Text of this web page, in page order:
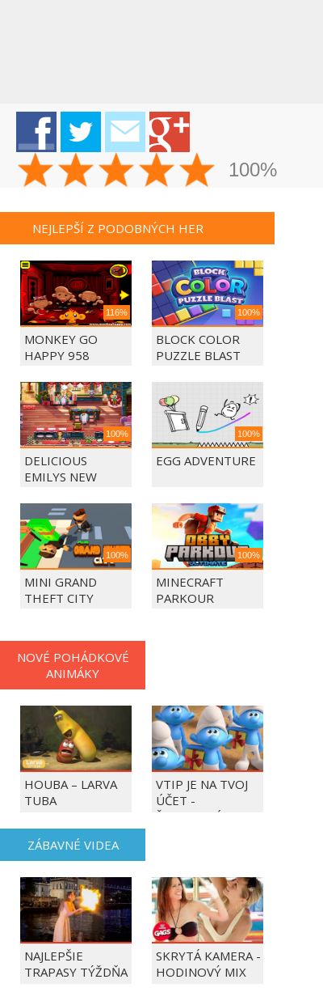
100%
NEJLEPŠÍ Z PODOBNÝCH HER
116%
MONKEY GO
HAPPY 958
100%
BLOCK COLOR
PUZZLE BLAST
100%
DELICIOUS
EMILYS NEW
100%
EGG ADVENTURE
100%
MINI GRAND
THEFT CITY
100%
MINECRAFT
PARKOUR
NOVÉ POHÁDKOVÉ
ANIMÁKY
HOUBA – LARVA
TUBA
VTIP JE NA TVOJ
ÚČET -
ŠMOULOVÉ
ZÁBAVNÉ VIDEA
NAJLEPŠIE
TRAPASY TÝŽDŇA
SKRYTÁ KAMERA -
HODINOVÝ MIX